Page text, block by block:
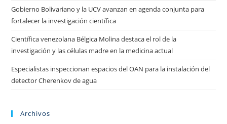
Gobierno Bolivariano y la UCV avanzan en agenda conjunta para
fortalecer la investigación científica
Científica venezolana Bélgica Molina destaca el rol de la
investigación y las células madre en la medicina actual
Especialistas inspeccionan espacios del OAN para la instalación del
detector Cherenkov de agua
Archivos